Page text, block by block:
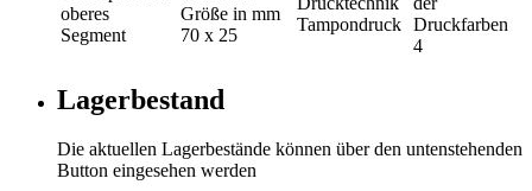
oberes
Segment
Größe in mm
70 x 25
Tampondruck Druckfarben
4
Lagerbestand
Die aktuellen Lagerbestände können über den untenstehenden
Button eingesehen werden